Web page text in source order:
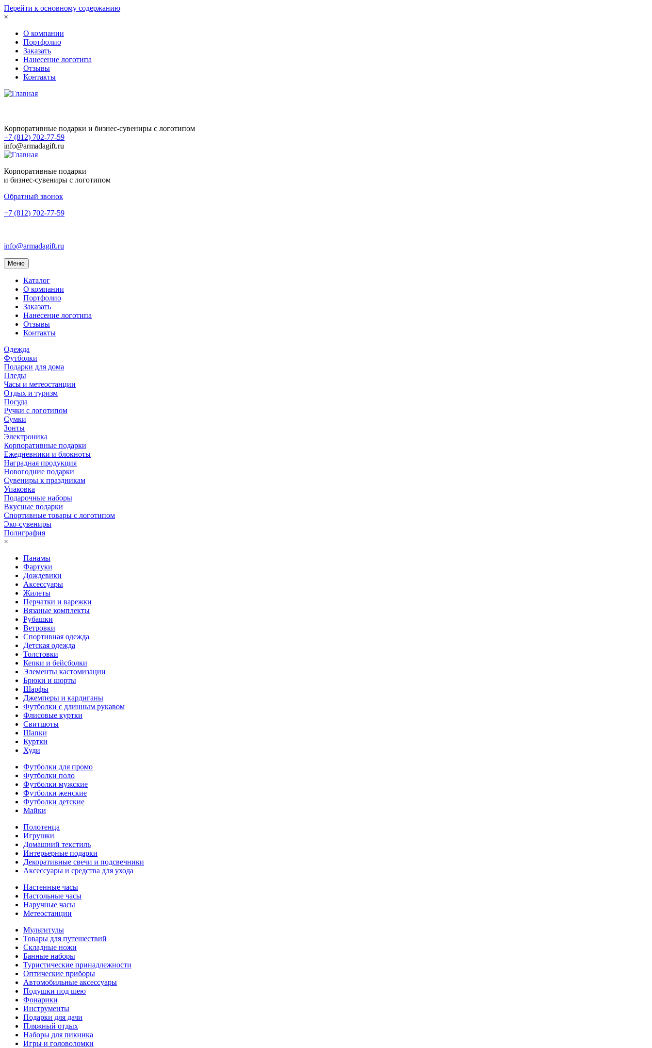
Перейти к основному содержанию
×
О компании
Портфолио
Заказать
Нанесение логотипа
Отзывы
Контакты
Корпоративные подарки и бизнес-сувениры с логотипом
+7 (812) 702-77-59
info@armadagift.ru
Корпоративные подарки
и бизнес-сувениры с логотипом
Обратный звонок
+7 (812) 702-77-59
info@armadagift.ru
Toggle
navigation
Меню
Каталог
О компании
Портфолио
Заказать
Нанесение логотипа
Отзывы
Контакты
Одежда
Футболки
Подарки для дома
Пледы
Часы и метеостанции
Отдых и туризм
Посуда
Ручки с логотипом
Сумки
Зонты
Электроника
Корпоративные подарки
Ежедневники и блокноты
Наградная продукция
Новогодние подарки
Сувениры к праздникам
Упаковка
Подарочные наборы
Вкусные подарки
Спортивные товары с логотипом
Эко-сувениры
Полиграфия
×
Панамы
Фартуки
Дождевики
Аксессуары
Жилеты
Перчатки и варежки
Вязаные комплекты
Рубашки
Ветровки
Спортивная одежда
Детская одежда
Толстовки
Кепки и бейсболки
Элементы кастомизации
Брюки и шорты
Шарфы
Джемперы и кардиганы
Футболки с длинным рукавом
Флисовые куртки
Свитшоты
Шапки
Куртки
Худи
Футболки для промо
Футболки поло
Футболки мужские
Футболки женские
Футболки детские
Майки
Полотенца
Игрушки
Домашний текстиль
Интерьерные подарки
Декоративные свечи и подсвечники
Аксессуары и средства для ухода
Настенные часы
Настольные часы
Наручные часы
Метеостанции
Мультитулы
Товары для путешествий
Складные ножи
Банные наборы
Туристические принадлежности
Оптические приборы
Автомобильные аксессуары
Подушки под шею
Фонарики
Инструменты
Подарки для дачи
Пляжный отдых
Наборы для пикника
Игры и головоломки